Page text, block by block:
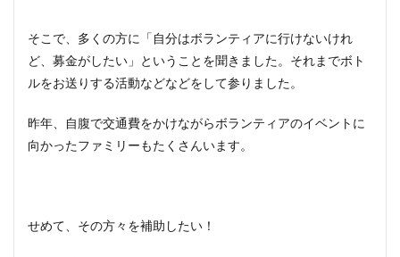
そこで、多くの方に「自分はボランティアに行けないけれ
ど、募金がしたい」ということを聞きました。それまでボト
ルをお送りする活動などなどをして参りました。
昨年、自腹で交通費をかけながらボランティアのイベントに
向かったファミリーもたくさんいます。
せめて、その方々を補助したい！